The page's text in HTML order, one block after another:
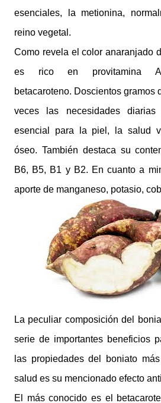
esenciales, la metionina,
reino vegetal.
Como revela el color anaranjado
es rico en provitamina
betacaroteno. Doscientos gramos
veces las necesidades
esencial para la piel, la salud
óseo. También destaca su
B6, B5, B1 y B2. En cuanto a
aporte de manganeso, potasio,
La peculiar composición del
serie de importantes beneficios
las propiedades del boniato
salud es su mencionado efecto
El más conocido es el